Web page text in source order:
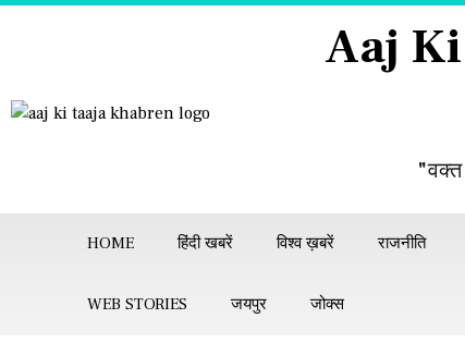
Aaj
HOME हिंदी खबरें विश्व ख़बरें राजनीति
WEB STORIES जयपुर जोक्स